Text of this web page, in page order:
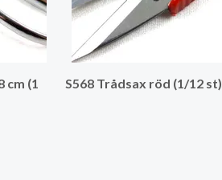
cm (1
S568 Trådsax röd (1/12 st)